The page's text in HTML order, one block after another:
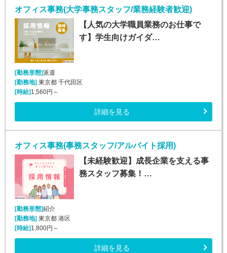
オフィス事務(大学事務スタッフ/業務経験者歓迎)
【人気の大学職員業務のお仕事で
す】学生向けガイダ…
[勤務形態]派遣
[勤務地]東京都 千代田区
[時給]1,560円～
詳細を見る
オフィス事務(事務スタッフ/アルバイト採用)
【未経験歓迎】成長企業を支える事
務スタッフ募集！…
[勤務形態]紹介
[勤務地]東京都 港区
[時給]1,800円～
詳細を見る